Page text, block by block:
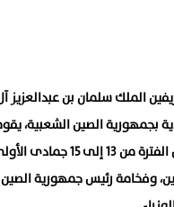
الملك سلمان بن عبدالعزيز آل
بجمهورية الصين الشعبية،
وفخامة رئيس جمهورية